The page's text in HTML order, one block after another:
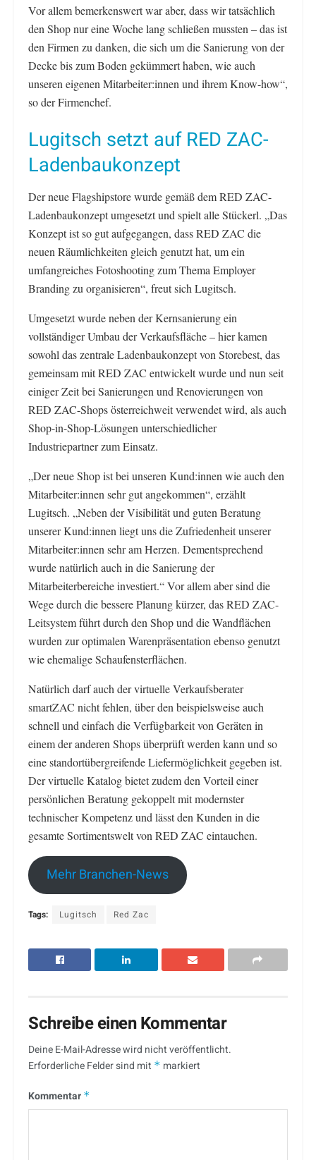
Vor allem bemerkenswert war aber, dass wir tatsächlich
den Shop nur eine Woche lang schließen mussten – das ist
den Firmen zu danken, die sich um die Sanierung von der
Decke bis zum Boden gekümmert haben, wie auch
unseren eigenen Mitarbeiter:innen und ihrem Know-how“,
so der Firmenchef.
Lugitsch setzt auf RED ZAC-
Ladenbaukonzept
Der neue Flagshipstore wurde gemäß dem RED ZAC-
Ladenbaukonzept umgesetzt und spielt alle Stückerl. „Das
Konzept ist so gut aufgegangen, dass RED ZAC die
neuen Räumlichkeiten gleich genutzt hat, um ein
umfangreiches Fotoshooting zum Thema Employer
Branding zu organisieren“, freut sich Lugitsch.
Umgesetzt wurde neben der Kernsanierung ein
vollständiger Umbau der Verkaufsfläche – hier kamen
sowohl das zentrale Ladenbaukonzept von Storebest, das
gemeinsam mit RED ZAC entwickelt wurde und nun seit
einiger Zeit bei Sanierungen und Renovierungen von
RED ZAC-Shops österreichweit verwendet wird, als auch
Shop-in-Shop-Lösungen unterschiedlicher
Industriepartner zum Einsatz.
„Der neue Shop ist bei unseren Kund:innen wie auch den
Mitarbeiter:innen sehr gut angekommen“, erzählt
Lugitsch. „Neben der Visibilität und guten Beratung
unserer Kund:innen liegt uns die Zufriedenheit unserer
Mitarbeiter:innen sehr am Herzen. Dementsprechend
wurde natürlich auch in die Sanierung der
Mitarbeiterbereiche investiert.“ Vor allem aber sind die
Wege durch die bessere Planung kürzer, das RED ZAC-
Leitsystem führt durch den Shop und die Wandflächen
wurden zur optimalen Warenpräsentation ebenso genutzt
wie ehemalige Schaufensterflächen.
Natürlich darf auch der virtuelle Verkaufsberater
smartZAC nicht fehlen, über den beispielsweise auch
schnell und einfach die Verfügbarkeit von Geräten in
einem der anderen Shops überprüft werden kann und so
eine standortübergreifende Liefermöglichkeit gegeben ist.
Der virtuelle Katalog bietet zudem den Vorteil einer
persönlichen Beratung gekoppelt mit modernster
technischer Kompetenz und lässt den Kunden in die
gesamte Sortimentswelt von RED ZAC eintauchen.
Mehr Branchen-News
Tags: Lugitsch Red Zac
Schreibe einen Kommentar
Deine E-Mail-Adresse wird nicht veröffentlicht.
Erforderliche Felder sind mit * markiert
Kommentar *